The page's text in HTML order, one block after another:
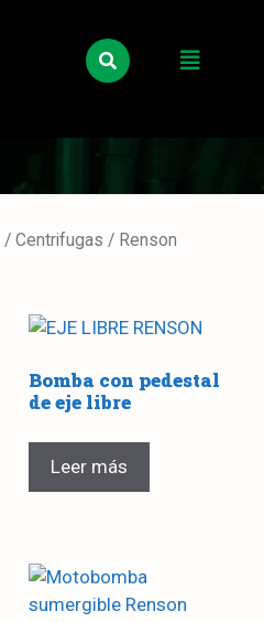
/ Centrifugas / Renson
Bomba con pedestal
de eje libre
Leer más